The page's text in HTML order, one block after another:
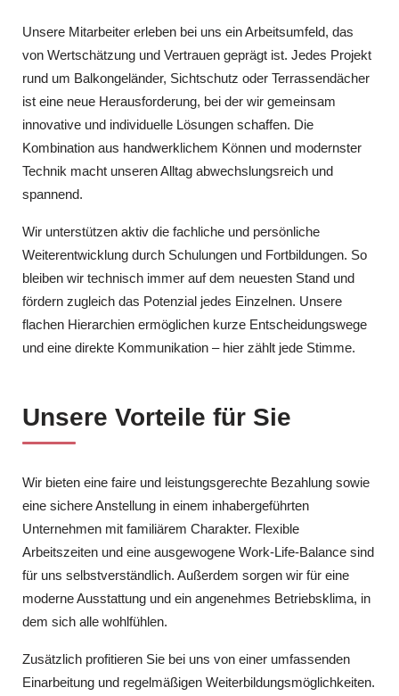
Unsere Mitarbeiter erleben bei uns ein Arbeitsumfeld, das
von Wertschätzung und Vertrauen geprägt ist. Jedes Projekt
rund um Balkongeländer, Sichtschutz oder Terrassendächer
ist eine neue Herausforderung, bei der wir gemeinsam
innovative und individuelle Lösungen schaffen. Die
Kombination aus handwerklichem Können und modernster
Technik macht unseren Alltag abwechslungsreich und
spannend.
Wir unterstützen aktiv die fachliche und persönliche
Weiterentwicklung durch Schulungen und Fortbildungen. So
bleiben wir technisch immer auf dem neuesten Stand und
fördern zugleich das Potenzial jedes Einzelnen. Unsere
flachen Hierarchien ermöglichen kurze Entscheidungswege
und eine direkte Kommunikation – hier zählt jede Stimme.
Unsere Vorteile für Sie
Wir bieten eine faire und leistungsgerechte Bezahlung sowie
eine sichere Anstellung in einem inhabergeführten
Unternehmen mit familiärem Charakter. Flexible
Arbeitszeiten und eine ausgewogene Work-Life-Balance sind
für uns selbstverständlich. Außerdem sorgen wir für eine
moderne Ausstattung und ein angenehmes Betriebsklima, in
dem sich alle wohlfühlen.
Zusätzlich profitieren Sie bei uns von einer umfassenden
Einarbeitung und regelmäßigen Weiterbildungsmöglichkeiten.